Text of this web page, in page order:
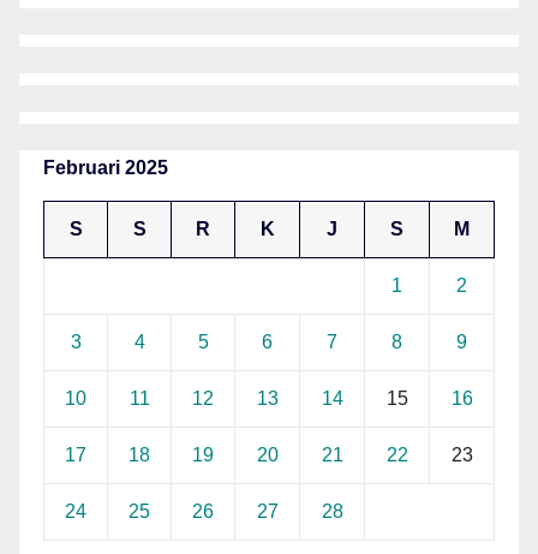
Februari 2025
S S R K J S M
1 2
3 4 5 6 7 8 9
10 11 12 13 14 15 16
17 18 19 20 21 22 23
24 25 26 27 28